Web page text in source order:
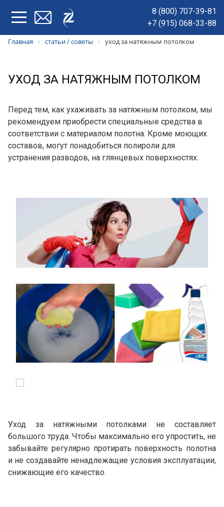
8 (800) 707-39-81
+7 (915) 068-33-88
Главная статьи / советы уход за натяжным потолком
УХОД ЗА НАТЯЖНЫМ ПОТОЛКОМ
Перед тем, как ухаживать за натяжным потолком, мы
рекомендуем приобрести специальные средства в
соответствии с материалом полотна. Кроме моющих
составов, могут понадобиться полироли для
устранения разводов, на глянцевых поверхностях.
Уход за натяжными потолками не составляет
большого труда. Чтобы максимально его упростить, не
забывайте регулярно протирать поверхность полотна
и не создавайте ненадлежащие условия эксплуатации,
снижающие его качество.